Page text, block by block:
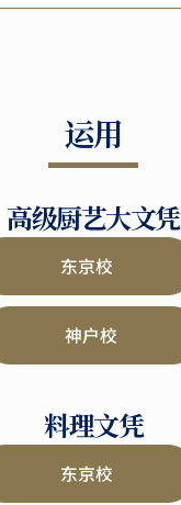
运用
高级厨艺大文凭
东京校
神户校
料理文凭
东京校